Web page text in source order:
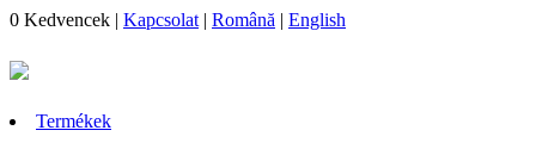
0 Kedvencek | Kapcsolat | Română | English
Termékek